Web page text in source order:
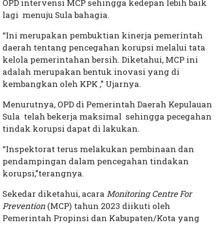
OPD intervensi MCP sehingga kedepan lebih baik
lagi menuju Sula bahagia.
“Ini merupakan pembuktian kinerja pemerintah
daerah tentang pencegahan korupsi melalui tata
kelola pemerintahan bersih. Diketahui, MCP ini
adalah merupakan bentuk inovasi yang di
kembangkan oleh KPK ,” Ujarnya.
Menurutnya, OPD di Pemerintah Daerah Kepulauan
Sula telah bekerja maksimal sehingga pecegahan
tindak korupsi dapat di lakukan.
“Inspektorat terus melakukan pembinaan dan
pendampingan dalam pencegahan tindakan
korupsi,”terangnya.
Sekedar diketahui, acara Monitoring Centre For
Prevention (MCP) tahun 2023 diikuti oleh
Pemerintah Propinsi dan Kabupaten/Kota yang